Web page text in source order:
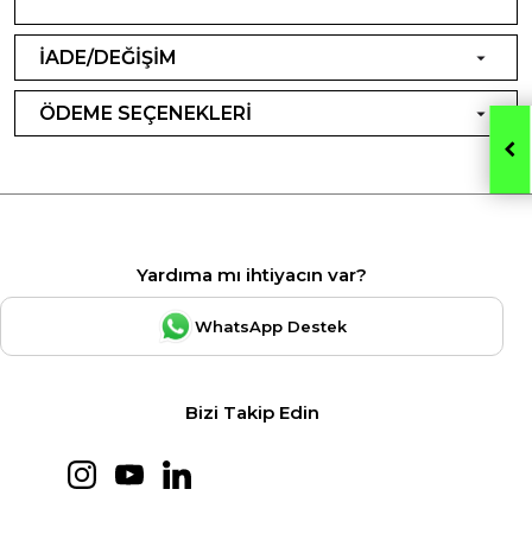
İADE/DEĞİŞİM
ÖDEME SEÇENEKLERİ
Yardıma mı ihtiyacın var?
WhatsApp Destek
Bizi Takip Edin